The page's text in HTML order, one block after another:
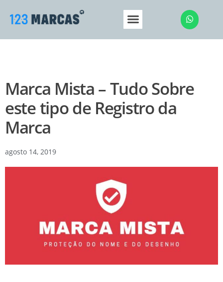
Marca Mista – Tudo Sobre
este tipo de Registro da
Marca
agosto 14, 2019